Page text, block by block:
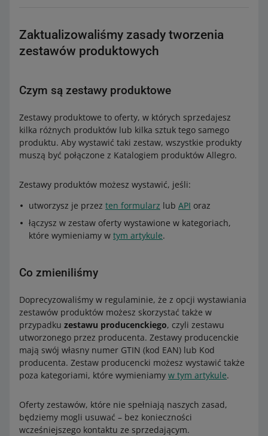
Zaktualizowaliśmy zasady tworzenia
zestawów produktowych
Czym są zestawy produktowe
Zestawy produktowe to oferty, w których sprzedajesz
kilka różnych produktów lub kilka sztuk tego samego
produktu. Aby wystawić taki zestaw, wszystkie produkty
muszą być połączone z Katalogiem produktów Allegro.
Zestawy produktów możesz wystawić, jeśli:
utworzysz je przez ten formularz lub API oraz
łączysz w zestaw oferty wystawione w kategoriach,
które wymieniamy w tym artykule.
Co zmieniliśmy
Doprecyzowaliśmy w regulaminie, że z opcji wystawiania
zestawów produktów możesz skorzystać także w
przypadku zestawu producenckiego, czyli zestawu
utworzonego przez producenta. Zestawy producenckie
mają swój własny numer GTIN (kod EAN) lub Kod
producenta. Zestaw producencki możesz wystawić także
poza kategoriami, które wymieniamy w tym artykule.
Oferty zestawów, które nie spełniają naszych zasad,
będziemy mogli usuwać – bez konieczności
wcześniejszego kontaktu ze sprzedającym.